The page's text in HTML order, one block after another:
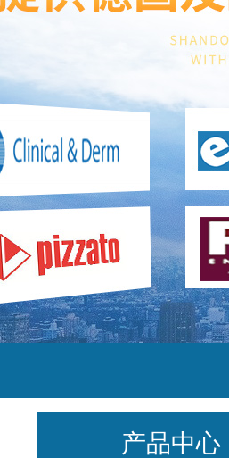
产品中心